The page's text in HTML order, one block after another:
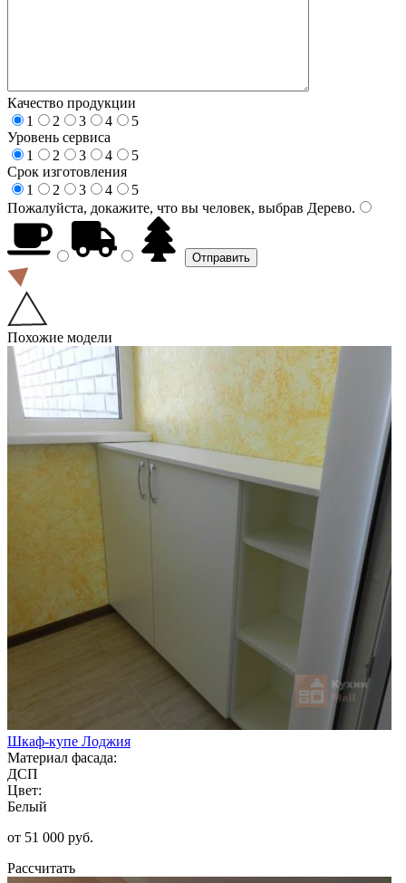
Качество продукции
1
2 3 4
5
Уровень сервиса
1
2 3 4
5
Срок изготовления
1
2 3 4
5
Пожалуйста, докажите, что вы человек, выбрав Дерево.
Похожие модели
Шкаф-купе Лоджия
Материал фасада:
ДСП
Цвет:
Белый
от 51 000 руб.
Рассчитать